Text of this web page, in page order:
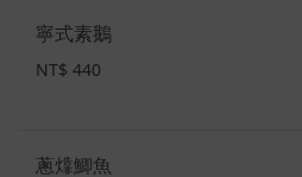
寧式素鵝
NT$ 440
蔥㸆鯽魚